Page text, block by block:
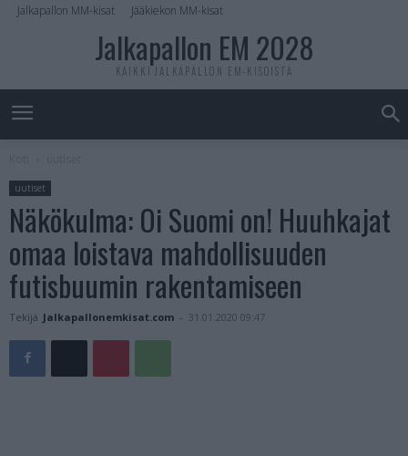
Jalkapallon MM-kisat Jääkiekon MM-kisat
Jalkapallon EM 2028
KAIKKI JALKAPALLON EM-KISOISTA
uutiset
Näkökulma: Oi Suomi on! Huuhkajat
omaa loistava mahdollisuuden
futisbuumin rakentamiseen
Tekijä Jalkapallonemkisat.com - 31.01.2020 09:47